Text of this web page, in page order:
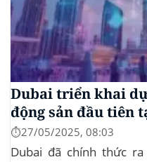
Dubai triển khai
động sản đầu tiên
⏱️27/05/2025, 08:03
Dubai đã chính thức